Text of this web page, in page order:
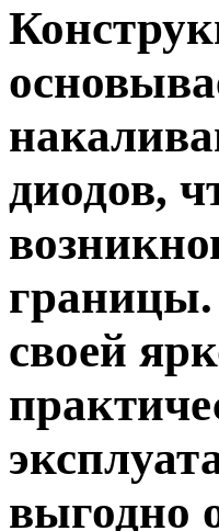
диодов,
своей
выгодно